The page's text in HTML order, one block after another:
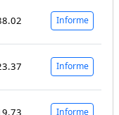
Informe
Informe
Informe